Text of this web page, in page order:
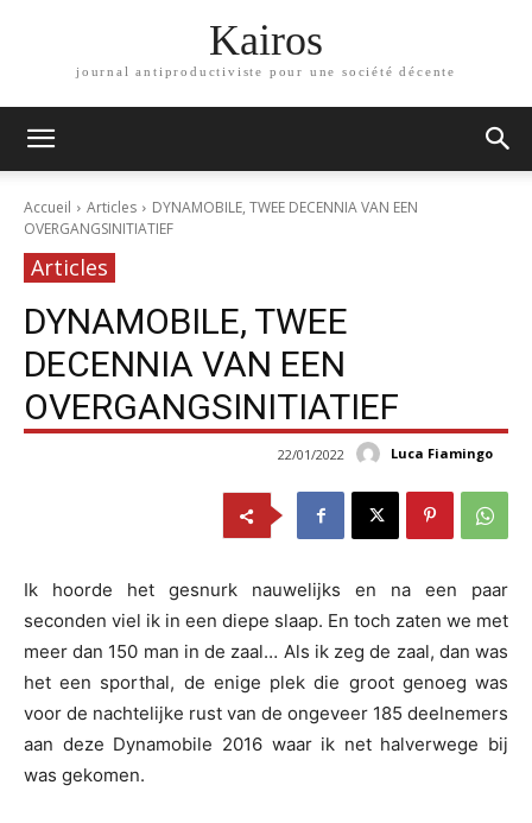
Kairos
journal antiproductiviste pour une société décente
Accueil Articles
DYNAMOBILE, TWEE DECENNIA VAN EEN
OVERGANGSINITIATIEF
Articles
DYNAMOBILE, TWEE
DECENNIA VAN EEN
OVERGANGSINITIATIEF
Luca Fiamingo
22/01/2022
Ik hoorde het gesnurk nauwelijks en na een paar
seconden viel ik in een diepe slaap. En toch zaten we met
meer dan 150 man in de zaal… Als ik zeg de zaal, dan was
het een sporthal, de enige plek die groot genoeg was
voor de nachtelijke rust van de ongeveer 185 deelnemers
aan deze Dynamobile 2016 waar ik net halverwege bij
was gekomen.